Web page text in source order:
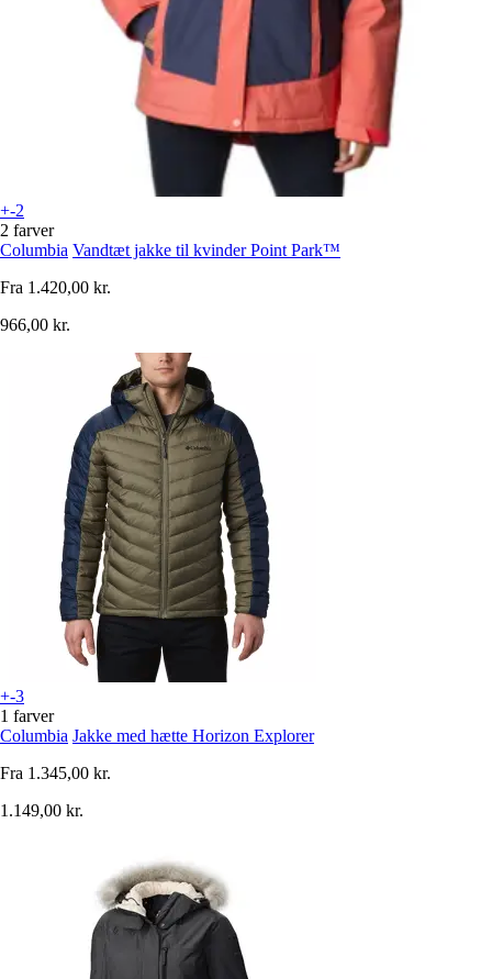
+-2
2 farver
Columbia Vandtæt jakke til kvinder Point Park™
Fra 1.420,00 kr.
966,00 kr.
+-3
1 farver
Columbia Jakke med hætte Horizon Explorer
Fra 1.345,00 kr.
1.149,00 kr.